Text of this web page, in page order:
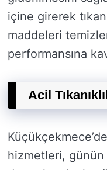
içine girerek
maddeleri
performansına
Acil
hizmetleri,